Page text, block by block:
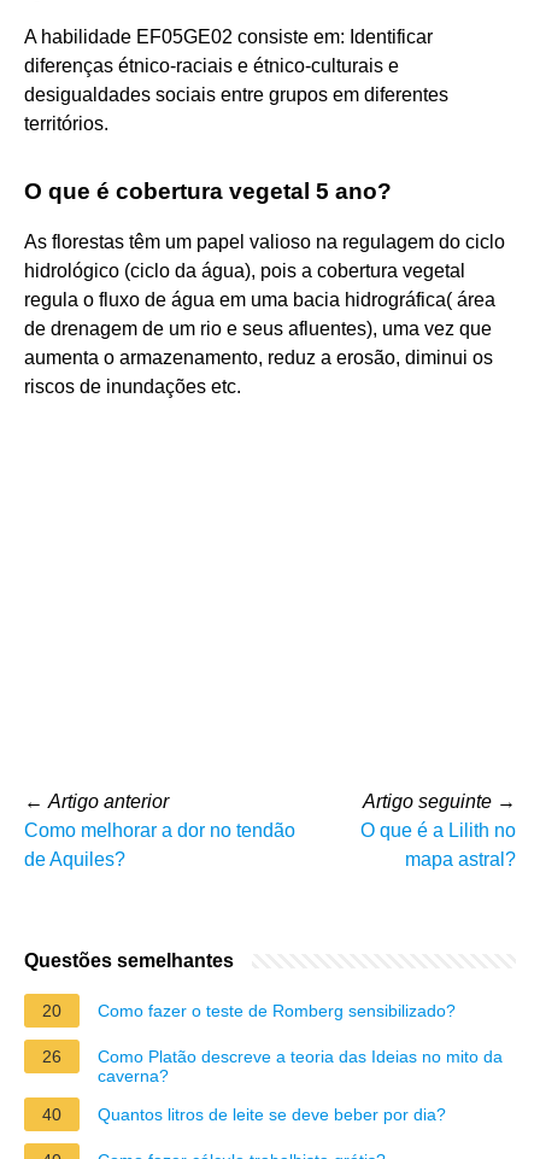
A habilidade EF05GE02 consiste em: Identificar
diferenças étnico-raciais e étnico-culturais e
desigualdades sociais entre grupos em diferentes
territórios.
O que é cobertura vegetal 5 ano?
As florestas têm um papel valioso na regulagem do ciclo
hidrológico (ciclo da água), pois a cobertura vegetal
regula o fluxo de água em uma bacia hidrográfica( área
de drenagem de um rio e seus afluentes), uma vez que
aumenta o armazenamento, reduz a erosão, diminui os
riscos de inundações etc.
← Artigo anterior
Como melhorar a dor no tendão
de Aquiles?
Artigo seguinte →
O que é a Lilith no
mapa astral?
Questões semelhantes
20 Como fazer o teste de Romberg sensibilizado?
26
Como Platão descreve a teoria das Ideias no mito da
caverna?
40
Quantos litros de leite se deve beber por dia?